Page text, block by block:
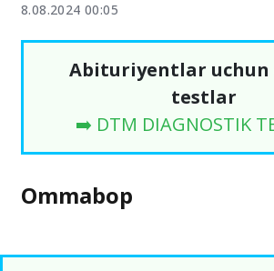
8.08.2024 00:05
Abituriyentlar uchun
testlar
➡️ DTM DIAGNOSTIK
Ommabop